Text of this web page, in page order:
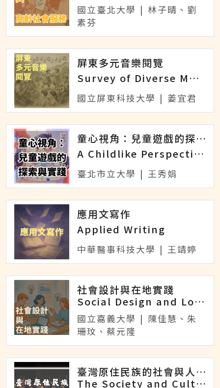
國立臺北大學 | 林子晴、劉
素芬
屏東多元音樂閱覽
Survey of Diverse Music in Pingtung
國立屏東科技大學 | 姜宜君
童心視角：兒童遊戲的探索與實踐
A Childlike Perspective: Exploration and Practice of Children is Games
臺北市立大學 | 王秀娟
應用文寫作
Applied Writing
中華醫事科技大學 | 王靖婷
社會設計與在地實踐
Social Design and Local Practice
國立嘉義大學 | 陳佳慧、朱
珊玟、蔡元隆
臺灣原住民族的社會與人文
The Society and Culture of Taiwan&amp;amp;#039;s Indigenous Peoples